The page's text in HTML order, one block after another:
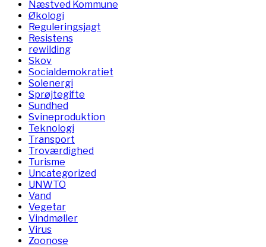
Næstved Kommune
Økologi
Reguleringsjagt
Resistens
rewilding
Skov
Socialdemokratiet
Solenergi
Sprøjtegifte
Sundhed
Svineproduktion
Teknologi
Transport
Troværdighed
Turisme
Uncategorized
UNWTO
Vand
Vegetar
Vindmøller
Virus
Zoonose